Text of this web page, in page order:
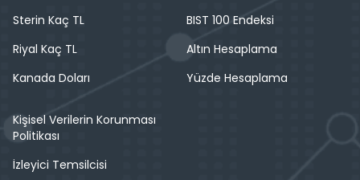
Sterin Kaç TL
Riyal Kaç TL
Kanada Doları
BIST 100 Endeksi
Altın Hesaplama
Yüzde Hesaplama
Kişisel Verilerin Korunması
Politikası
İzleyici Temsilcisi